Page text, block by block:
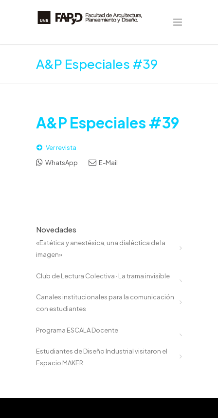
A&P Especiales #39
A&P Especiales #39
Ver revista
WhatsApp
E-Mail
Novedades
«Estética y anestésica, una dialéctica de la
imagen»
Club de Lectura Colectiva · La trama invisible
Canales institucionales para la comunicación
con estudiantes
Programa ESCALA Docente
Estudiantes de Diseño Industrial visitaron el
Espacio MAKER